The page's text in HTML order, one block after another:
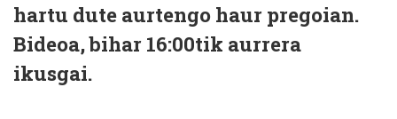
hartu dute aurtengo haur pregoian.
Bideoa, bihar 16:00tik aurrera
ikusgai.